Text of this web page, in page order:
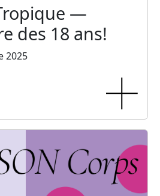
—
des 18 ans!
2025